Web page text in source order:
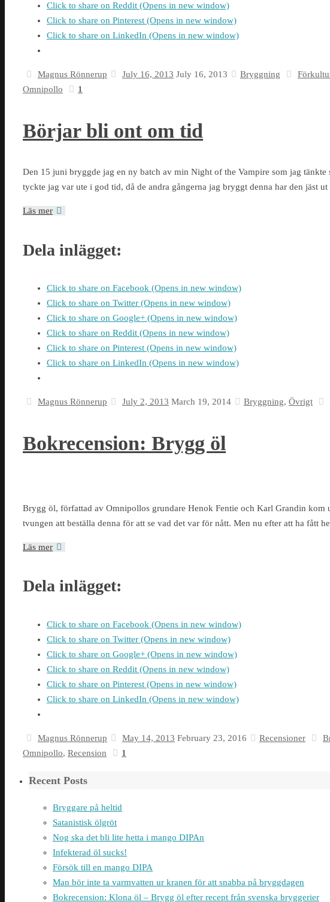
Click to share on Reddit (Opens in new window)
Click to share on Pinterest (Opens in new window)
Click to share on LinkedIn (Opens in new window)
Magnus Rönnerup July 16, 2013 July 16, 2013 Bryggning
Omnipollo
1
Börjar bli ont om tid
Den 15 juni bryggde jag en ny batch av min Night of the Vampire som jag
tyckte jag var ute i god tid, då de andra gångerna jag bryggt denna har den jäst
Läs mer
Dela inlägget:
Click to share on Facebook (Opens in new window)
Click to share on Twitter (Opens in new window)
Click to share on Google+ (Opens in new window)
Click to share on Reddit (Opens in new window)
Click to share on Pinterest (Opens in new window)
Click to share on LinkedIn (Opens in new window)
Magnus Rönnerup July 2, 2013 March 19, 2014 Bryggning, Övrigt
Bokrecension: Brygg öl
Brygg öl, författad av Omnipollos grundare Henok Fentie och Karl Grandin
tvungen att beställa denna för att se vad det var för nått. Men nu efter att ha fått
Läs mer
Dela inlägget:
Click to share on Facebook (Opens in new window)
Click to share on Twitter (Opens in new window)
Click to share on Google+ (Opens in new window)
Click to share on Reddit (Opens in new window)
Click to share on Pinterest (Opens in new window)
Click to share on LinkedIn (Opens in new window)
Magnus Rönnerup May 14, 2013 February 23, 2016 Recensioner
Omnipollo, Recension 1
Recent Posts
Bryggare på heltid
Satanistisk ölgröt
Nog ska det bli lite hetta i mango DIPAn
Infekterad öl sucks!
Försök till en mango DIPA
Man bör inte ta varmvatten ur kranen för att snabba på bryggdagen
Bokrecension: Klona öl – Brygg öl efter recept från svenska bryggerier